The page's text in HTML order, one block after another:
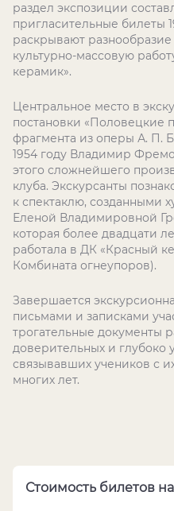
раздел экспозиции
пригласительные билеты
раскрывают
культурно-массовую
керамик».
Центральное место в
постановки «Половецкие
фрагмента из оперы А. П.
1954 году Владимир
этого сложнейшего
клуба. Экскурсанты
к спектаклю, созданными
Еленой Владимировной
которая более двадцати
работала в ДК «Красный
Комбината огнеупоров).
Завершается
письмами и записками
трогательные документы
доверительных и глубоко
связывавших учеников с
многих лет.
Стоимость билетов